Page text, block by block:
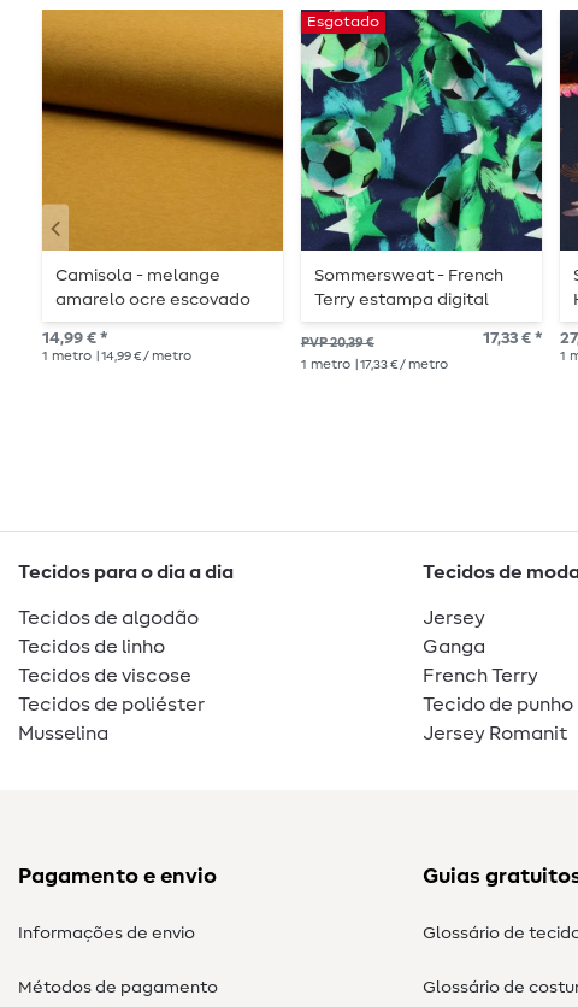
Camisola - melange
amarelo ocre escovado
14,99 € *
1 metro | 14,99 € / metro
Esgotado
Sommersweat - French
Terry estampa digital
bolas de futebol Navy
escovado
PVP 20,39 € 17,33 € *
1 metro | 17,33 € / metro
1
Tecidos para o dia a dia
Tecidos de algodão
Tecidos de linho
Tecidos de viscose
Tecidos de poliéster
Musselina
Tecidos de
Jersey
Ganga
French Terry
Tecido de punho
Jersey Romanit
Pagamento e envio
Informações de envio
Métodos de pagamento
Guias
Glossário de
Glossário de